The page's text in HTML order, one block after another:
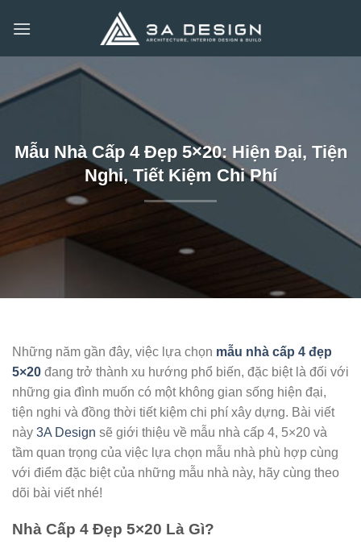
qua
Mẫu Nhà Cấp 4 Đẹp 5×20: Hiện Đại, Tiện
Nghi, Tiết Kiệm Chi Phí
Những năm gần đây, việc lựa chọn mẫu nhà cấp 4 đẹp
5×20 đang trở thành xu hướng phổ biến, đặc biệt là đối với
những gia đình muốn có một không gian sống hiện đại,
tiện nghi và đồng thời tiết kiệm chi phí xây dựng. Bài viết
này 3A Design sẽ giới thiệu về mẫu nhà cấp 4, 5×20 và
tầm quan trọng của việc lựa chọn mẫu nhà phù hợp cùng
với điểm đặc biệt của những mẫu nhà này, hãy cùng theo
dõi bài viết nhé!
Nhà Cấp 4 Đẹp 5×20 Là Gì?